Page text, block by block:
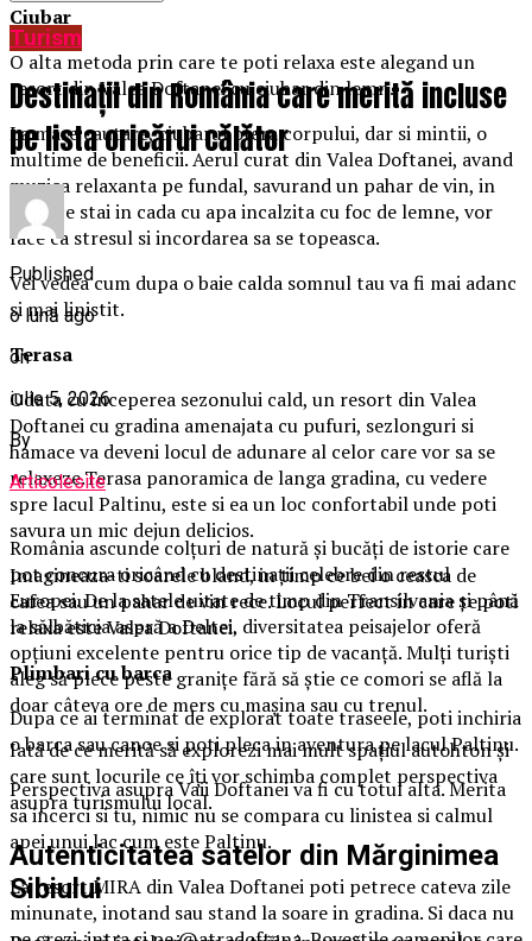
Ciubar
O alta metoda prin care te poti relaxa este alegand un
resort din Valea Doftanei cu ciubar din lemn.
La mare cautare, ciubarul ofera corpului, dar si mintii, o
multime de beneficii. Aerul curat din Valea Doftanei, avand
muzica relaxanta pe fundal, savurand un pahar de vin, in
timp ce stai in cada cu apa incalzita cu foc de lemne, vor
face ca stresul si incordarea sa se topeasca.
Vei vedea cum dupa o baie calda somnul tau va fi mai adanc
si mai linistit.
Terasa
Odata cu inceperea sezonului cald, un resort din Valea
Doftanei cu gradina amenajata cu pufuri, sezlonguri si
hamace va deveni locul de adunare al celor care vor sa se
relaxeze.Terasa panoramica de langa gradina, cu vedere
spre lacul Paltinu, este si ea un loc confortabil unde poti
savura un mic dejun delicios.
Imagineaza-ti soarele bland, in timp ce bei o ceasca de
cafea sau un pahar de vin rece. Locul perfect in care te poti
relaxa este Valea Doftanei.
Plimbari cu barca
Dupa ce ai terminat de explorat toate traseele, poti inchiria
o barca sau canoe si poti pleca in aventura pe lacul Paltinu.
Perspectiva asupra Vaii Doftanei va fi cu totul alta. Merita
sa incerci si tu, nimic nu se compara cu linistea si calmul
apei unui lac cum este Paltinu.
La resort MIRA din Valea Doftanei poti petrece cateva zile
minunate, inotand sau stand la soare in gradina. Si daca nu
Turism
Destinații din România care merită incluse
pe lista oricărui călător
Published
o lună ago
on
iulie 5, 2026
By
Articolesite
România ascunde colțuri de natură și bucăți de istorie care
pot concura oricând cu destinații celebre din restul
Europei. De la satele uitate de timp din Transilvania și până
la sălbăticia aspră a Deltei, diversitatea peisajelor oferă
opțiuni excelente pentru orice tip de vacanță. Mulți turiști
aleg să plece peste granițe fără să știe ce comori se află la
doar câteva ore de mers cu mașina sau cu trenul.
Iată de ce merită să explorezi mai mult spațiul autohton și
care sunt locurile ce îți vor schimba complet perspectiva
asupra turismului local.
Autenticitatea satelor din Mărginimea
Sibiului